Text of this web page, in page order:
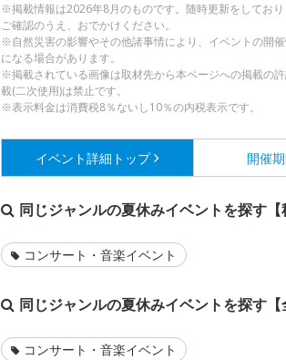
※掲載情報は2026年8月のものです。随時更新をしてお
ご確認のうえ、おでかけください。
※自然災害の影響やその他諸事情により、イベントの開
になる場合があります。
※掲載されている画像は取材先から本ページへの掲載の
載(二次使用)は禁止です。
※表示料金は消費税8％ないし10％の内税表示です。
イベント詳細 トップ 開催
同じジャンルの夏休みイベントを探す【
コンサート・音楽イベント
同じジャンルの夏休みイベントを探す【
コンサート・音楽イベント